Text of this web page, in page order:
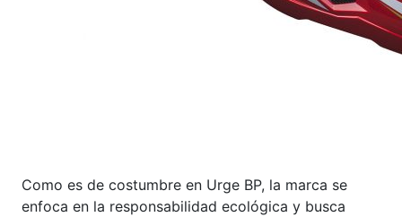
Como es de costumbre en Urge BP, la marca se
enfoca en la responsabilidad ecológica y busca